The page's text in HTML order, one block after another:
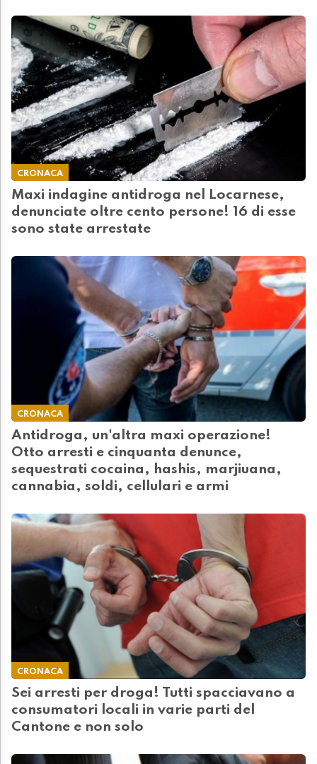
CRONACA
Maxi indagine antidroga nel Locarnese,
denunciate oltre cento persone! 16 di esse
sono state arrestate
CRONACA
Antidroga, un'altra maxi operazione!
Otto arresti e cinquanta denunce,
sequestrati cocaina, hashis, marjiuana,
cannabia, soldi, cellulari e armi
CRONACA
Sei arresti per droga! Tutti spacciavano a
consumatori locali in varie parti del
Cantone e non solo